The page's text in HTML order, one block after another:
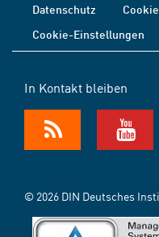
Datenschutz
Cookie-Einstellungen
In Kontakt bleiben
© 2026 DIN Deutsches